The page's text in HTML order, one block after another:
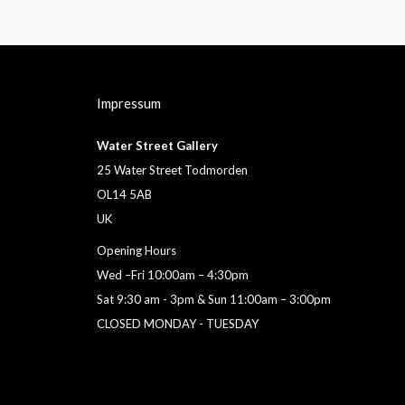
Impressum
Water Street Gallery
25 Water Street Todmorden
OL14 5AB
UK
Opening Hours
Wed –Fri 10:00am – 4:30pm
Sat 9:30 am - 3pm & Sun 11:00am – 3:00pm
CLOSED MONDAY - TUESDAY